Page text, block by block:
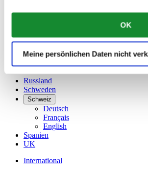
OK
Meine persönlichen Daten nicht
Niederlande
Österreich
Polen
Russland
Schweden
Schweiz
Deutsch
Français
English
Spanien
UK
International